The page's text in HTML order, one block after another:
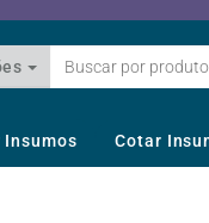
Insumos Cotar